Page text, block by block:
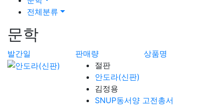
전체분류
문학
발간일 판매량
상품명
절판
안도라(신판)
김정용
SNUP동서양 고전총서